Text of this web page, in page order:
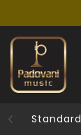
Standard